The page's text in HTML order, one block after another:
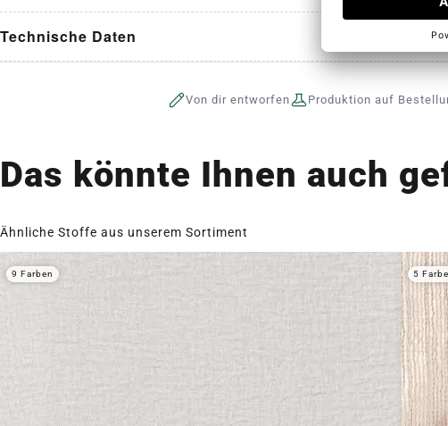
Technische Daten
Von dir entworfen Produktion auf
Das könnte Ihnen auch
Ähnliche Stoffe aus unserem Sortiment
9 Farben 5